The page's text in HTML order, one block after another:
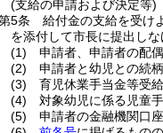
(支給の申請および決定等)
5条
給付金の支給を受け
を添付して市長に提出しな
(1)
申請者、申請者の配
(2)
申請者と幼児との続
(3)
育児休業手当金等受
(4)
対象幼児に係る児童
(5)
申請者の金融機関口